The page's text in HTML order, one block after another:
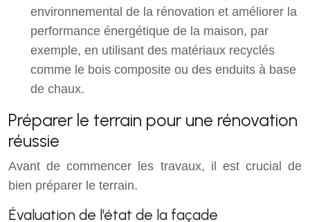
environnemental de la rénovation et améliorer la
performance énergétique de la maison, par
exemple, en utilisant des matériaux recyclés
comme le bois composite ou des enduits à base
de chaux.
Préparer le terrain pour une rénovation
réussie
Avant de commencer les travaux, il est crucial de
bien préparer le terrain.
Évaluation de l’état de la façade